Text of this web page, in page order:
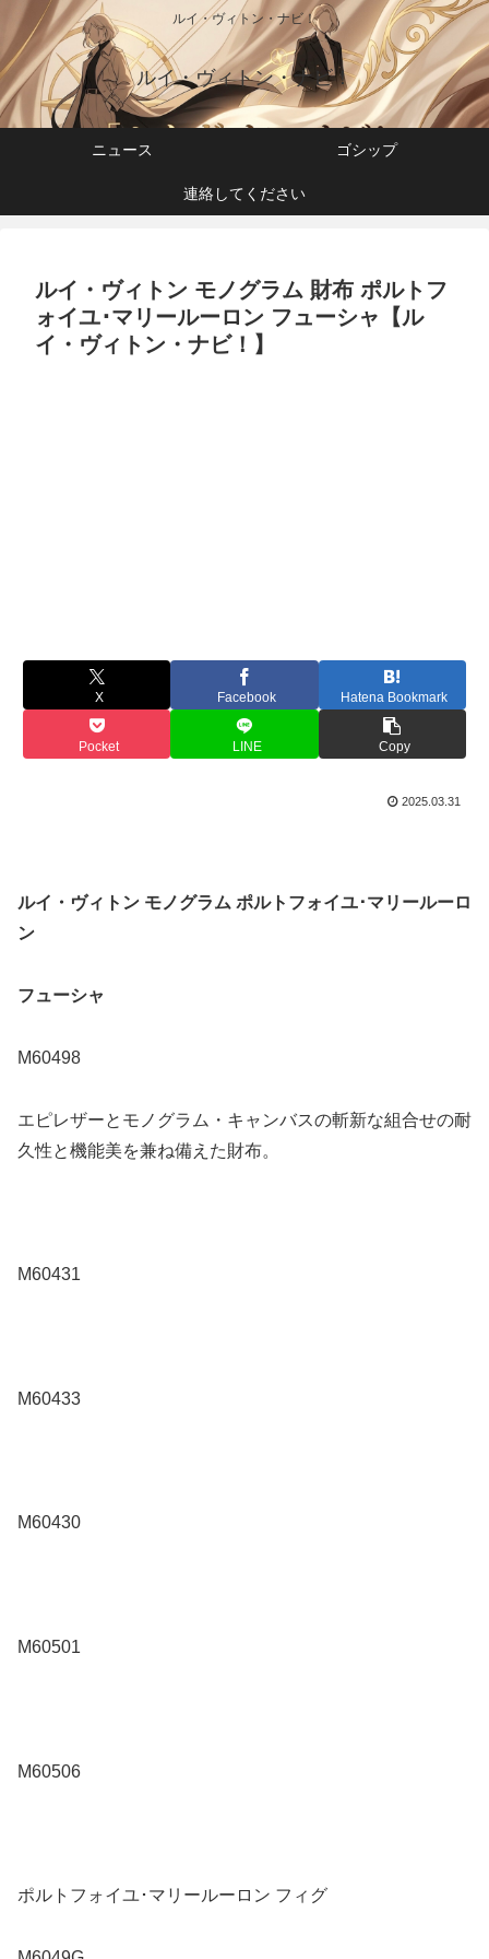
ルイ・ヴィトン・ナビ！
ルイ・ヴィトン・ナビ！
ニュース ゴシップ
連絡してください
ルイ・ヴィトン モノグラム 財布 ポルトフ
ォイユ･マリールーロン フューシャ【ル
イ・ヴィトン・ナビ！】
X Facebook Hatena Bookmark
Pocket LINE Copy
2025.03.31
ルイ・ヴィトン モノグラム ポルトフォイユ･マリールーロ
ン
フューシャ
M60498
エピレザーとモノグラム・キャンバスの斬新な組合せの耐
久性と機能美を兼ね備えた財布。
M60431
M60433
M60430
M60501
M60506
ポルトフォイユ･マリールーロン フィグ